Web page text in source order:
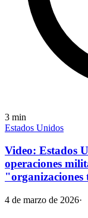
3 min
Estados Unidos
Video: Estados
operaciones
"organizaciones
4 de marzo de 2026·